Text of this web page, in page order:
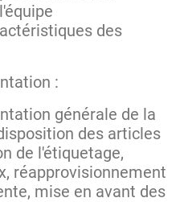
des
:
générale de la
des articles
de l'étiquetage,
réapprovisionnement
mise en avant des